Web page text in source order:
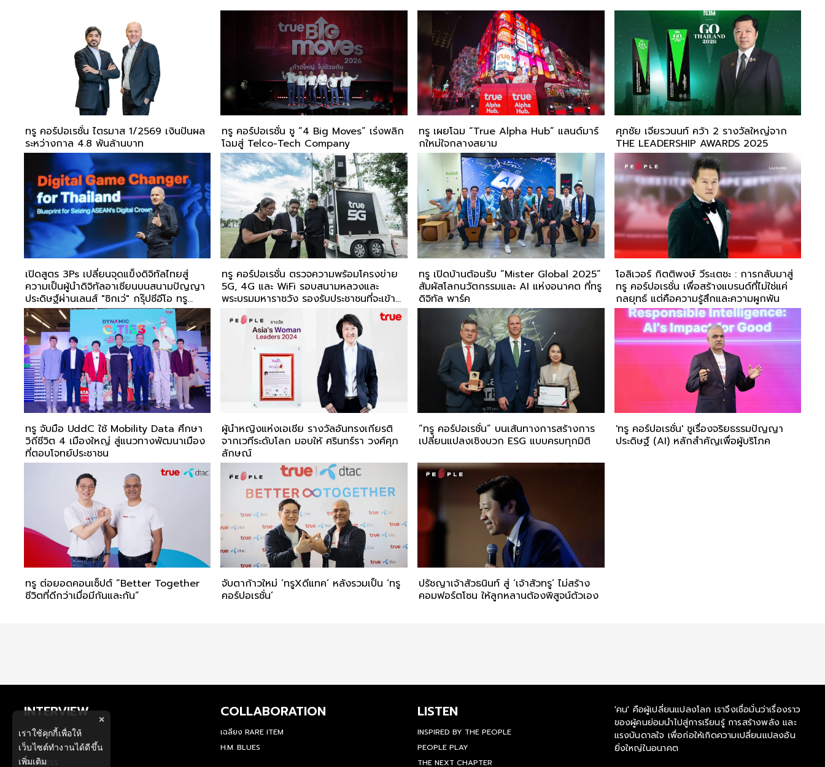
ทรู คอร์ปอเรชั่น ไตรมาส 1/2569 เงินปันผล
ระหว่างกาล 4.8 พันล้านบาท
ทรู คอร์ปอเรชั่น ชู “4 Big Moves” เร่งพลิก
โฉมสู่ Telco-Tech Company
ทรู เผยโฉม “True Alpha Hub” แลนด์มาร์
กใหม่ใจกลางสยาม
ศุภชัย เจียรวนนท์ คว้า 2 รางวัลใหญ่จาก
THE LEADERSHIP AWARDS 2025
เปิดสูตร 3Ps เปลี่ยนจุดแข็งดิจิทัลไทยสู่
ความเป็นผู้นำดิจิทัลอาเซียนบนสนามปัญญา
ประดิษฐ์ผ่านเลนส์ "ซิกเว่" กรุ๊ปซีอีโอ ทรู
คอร์ปอเรชั่น
ทรู คอร์ปอเรชั่น ตรวจความพร้อมโครงข่าย
5G, 4G และ WiFi รอบสนามหลวงและ
พระบรมมหาราชวัง รองรับประชาชนที่จะเข้า
เฝ้าฯ กราบถวายบังคมพระบรมศพ ‘พระพันปี
หลวง’
ทรู เปิดบ้านต้อนรับ “Mister Global 2025”
สัมผัสโลกนวัตกรรมและ AI แห่งอนาคต ที่ทรู
ดิจิทัล พาร์ค
โอลิเวอร์ กิตติพงษ์ วีระเตชะ : การกลับมาสู่
ทรู คอร์ปอเรชั่น เพื่อสร้างแบรนด์ที่ไม่ใช่แค่
กลยุทธ์ แต่คือความรู้สึกและความผูกพัน
ทรู จับมือ UddC ใช้ Mobility Data ศึกษา
วิถีชีวิต 4 เมืองใหญ่ สู่แนวทางพัฒนาเมือง
ที่ตอบโจทย์ประชาชน
ผู้นำหญิงแห่งเอเชีย รางวัลอันทรงเกียรติ
จากเวทีระดับโลก มอบให้ ศรินทร์รา วงศ์ศุภ
ลักษณ์
“ทรู คอร์ปอเรชั่น” บนเส้นทางการสร้างการ
เปลี่ยนแปลงเชิงบวก ESG แบบครบทุกมิติ
'ทรู คอร์ปอเรชั่น' ชูเรื่องจริยธรรมปัญญา
ประดิษฐ์ (AI) หลักสำคัญเพื่อผู้บริโภค
ทรู ต่อยอดคอนเซ็ปต์ “Better Together
ชีวิตที่ดีกว่าเมื่อมีกันและกัน”
จับตาก้าวใหม่ ‘ทรูXดีแทค’ หลังรวมเป็น ‘ทรู
คอร์ปอเรชั่น’
ปรัชญาเจ้าสัวธนินท์ สู่ ‘เจ้าสัวทรู’ ไม่สร้าง
คอมฟอร์ตโซน ให้ลูกหลานต้องพิสูจน์ตัวเอง
INTERVIEW
POLITICS
SOCIAL
BUSINESS
COLLABORATION
เฉลียง RARE ITEM
H.M. BLUES
LISTEN
INSPIRED BY THE PEOPLE
PEOPLE PLAY
THE NEXT CHAPTER
'คน' คือผู้เปลี่ยนแปลงโลก เราจึงเชื่อมั่นว่าเรื่องราว
ของผู้คนย่อมนำไปสู่การเรียนรู้ การสร้างพลัง และ
แรงบันดาลใจ เพื่อก่อให้เกิดความเปลี่ยนแปลงอัน
ยิ่งใหญ่ในอนาคต
×
เราใช้คุกกี้เพื่อให้
เว็บไซต์ทำงานได้ดีขึ้น
เพิ่มเติม